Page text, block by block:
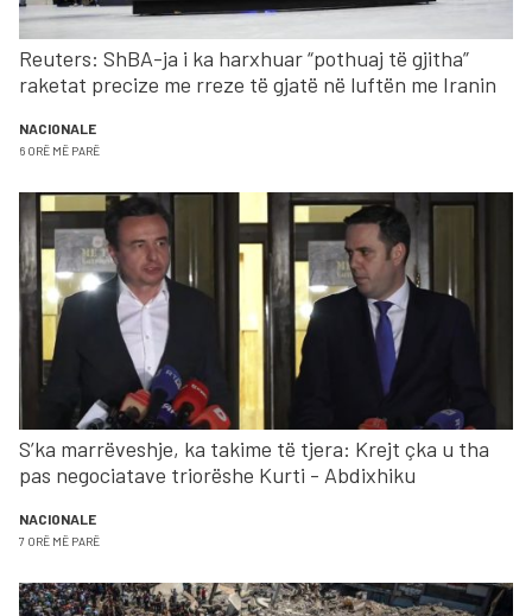
Reuters: ShBA-ja i ka harxhuar “pothuaj të gjitha”
raketat precize me rreze të gjatë në luftën me Iranin
NACIONALE
6 ORË MË PARË
S’ka marrëveshje, ka takime të tjera: Krejt çka u tha
pas negociatave triorëshe Kurti - Abdixhiku
NACIONALE
7 ORË MË PARË